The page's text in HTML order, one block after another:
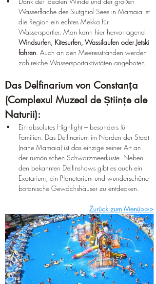
Wasserfläche des Siutghiol-Sees in Mamaia ist
die Region ein echtes Mekka für
Wassersportler. Man kann hier hervorragend
Windsurfen, Kitesurfen, Wassilaufen oder Jetski
fahren. Auch an den Meeresstränden werden
zahlreiche Wassersportaktivitäten angeboten.
Das Delfinarium von Constanța
(Complexul Muzeal de Științe ale
Naturii):
Ein absolutes Highlight – besonders für
Familien. Das Delfinarium im Norden der Stadt
(nahe Mamaia) ist das einzige seiner Art an
der rumänischen Schwarzmeerküste. Neben
den bekannten Delfinshows gibt es auch ein
Exotarium, ein Planetarium und wunderschöne
botanische Gewächshäuser zu entdecken.
Zurück zum Menü>>>